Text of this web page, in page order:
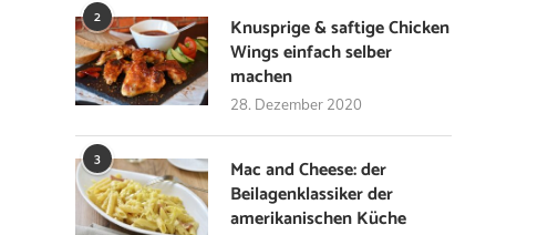
2
Knusprige & saftige Chicken
Wings einfach selber
machen
28. Dezember 2020
3
Mac and Cheese: der
Beilagenklassiker der
amerikanischen Küche